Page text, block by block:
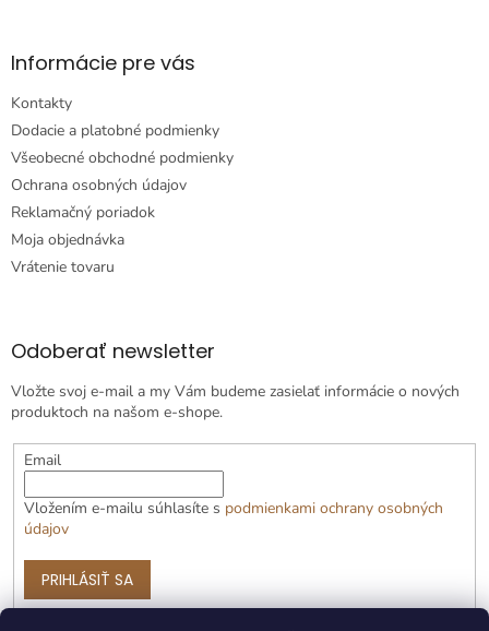
Informácie pre vás
Kontakty
Dodacie a platobné podmienky
Všeobecné obchodné podmienky
Ochrana osobných údajov
Reklamačný poriadok
Moja objednávka
Vrátenie tovaru
Odoberať newsletter
Vložte svoj e-mail a my Vám budeme zasielať informácie o nových
produktoch na našom e-shope.
Email
Vložením e-mailu súhlasíte s podmienkami ochrany osobných
údajov
PRIHLÁSIŤ SA